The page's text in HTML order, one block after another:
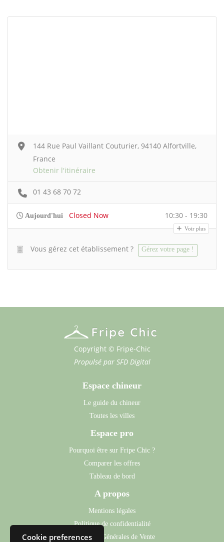
Cookie preferences
144 Rue Paul Vaillant Couturier, 94140 Alfortville,
France
Obtenir l'itinéraire
01 43 68 70 72
Aujourd'hui Closed Now 10:30 - 19:30
Voir plus
Vous gérez cet établissement ? Gérez votre page !
Copyright © Fripe-Chic
Propulsé par SFD Digital
Espace chineur
Le guide du chineur
Toutes les villes
Espace pro
Pourquoi être sur Fripe Chic ?
Comparer les offres
Tableau de bord
A propos
Mentions légales
Politique de confidentialité
Conditions Générales de Vente